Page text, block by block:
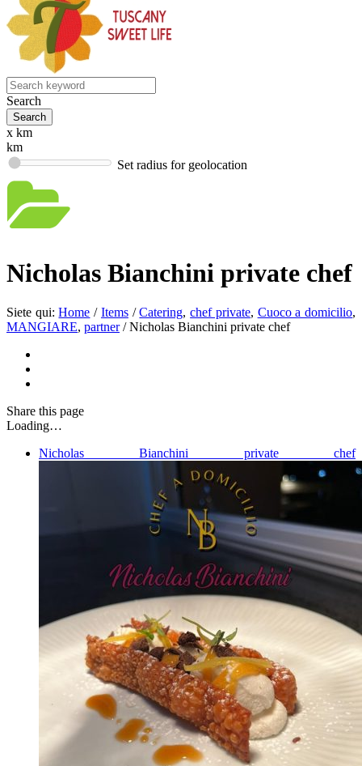
Search
x km
km
Set radius for geolocation
Nicholas Bianchini private chef
Siete qui: Home / Items / Catering,chef private, Cuoco a domicilio,
MANGIARE, partner / Nicholas Bianchini private chef
Share this page
Loading…
Nicholas Bianchini private chef